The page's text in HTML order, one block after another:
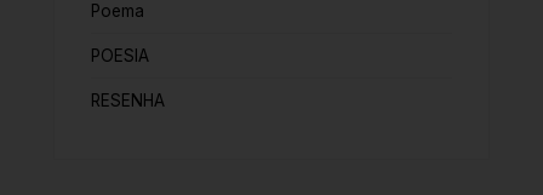
Poema
POESIA
RESENHA